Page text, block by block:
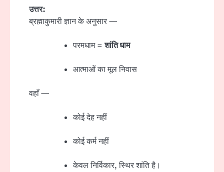
उत्तर:
ब्रह्माकुमारी ज्ञान के अनुसार —
परमधाम =शांति धाम
आत्माओं का मूल निवास
वहाँ —
कोई देह नहीं
कोई कर्म नहीं
केवल निर्विकार, स्थिर शांति है।